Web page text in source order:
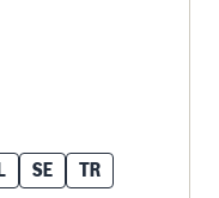
SE
TR